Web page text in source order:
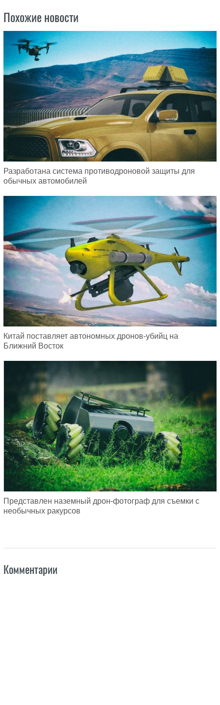
Похожие новости
Разработана система противодроновой защиты для
обычных автомобилей
Китай поставляет автономных дронов-убийц на
Ближний Восток
Представлен наземный дрон-фотограф для съемки с
необычных ракурсов
Комментарии